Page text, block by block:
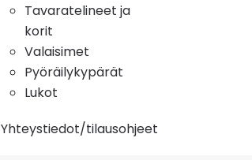
Tavaratelineet ja
korit
Valaisimet
Pyöräilykypärät
Lukot
Yhteystiedot/tilausohjeet